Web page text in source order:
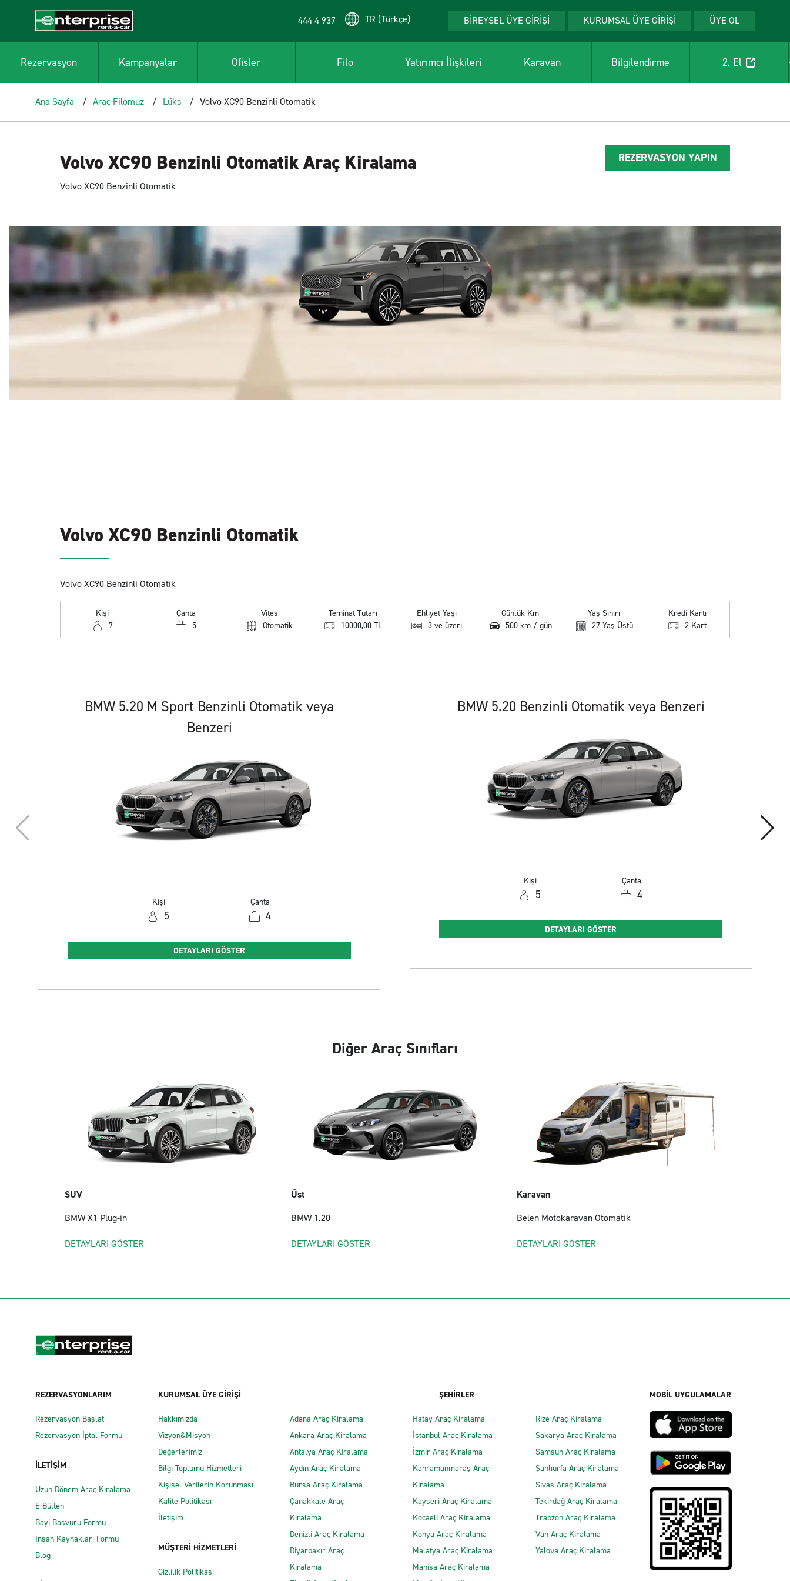
444 4 937 TR (Türkçe) BİREYSEL ÜYE GİRİŞİ KURUMSAL ÜYE GİRİŞİ ÜYE OL
Rezervasyon Kampanyalar Ofisler Filo Yatırımcı İlişkileri Karavan Bilgilendirme 2. El
Ana Sayfa Araç Filomuz Lüks Volvo XC90 Benzinli Otomatik
Volvo XC90 Benzinli Otomatik Araç Kiralama
Volvo XC90 Benzinli Otomatik
REZERVASYON YAPIN
Volvo XC90 Benzinli Otomatik
Volvo XC90 Benzinli Otomatik
Kişi
7
Çanta
5
Vites
Otomatik
Teminat Tutarı
10000,00 TL
Ehliyet Yaşı
3 ve üzeri
Günlük Km
500 km / gün
Yaş Sınırı
27 Yaş Üstü
Kredi Kartı
2 Kart
BMW 5.20 M Sport Benzinli Otomatik veya
Benzeri
Kişi
5
Çanta
4
DETAYLARI GÖSTER
BMW 5.20 Benzinli Otomatik veya Benzeri
Kişi
5
Çanta
4
DETAYLARI GÖSTER
Diğer Araç Sınıfları
SUV
BMW X1 Plug-in
DETAYLARI GÖSTER
Üst
BMW 1.20
DETAYLARI GÖSTER
Karavan
Belen Motokaravan Otomatik
DETAYLARI GÖSTER
REZERVASYONLARIM
Rezervasyon Başlat
Rezervasyon İptal Formu
İLETİŞİM
Uzun Dönem Araç Kiralama
E-Bülten
Bayi Başvuru Formu
İnsan Kaynakları Formu
Blog
KURUMSAL ÜYE GİRİŞİ
Hakkımızda
Vizyon&Misyon
Değerlerimiz
Bilgi Toplumu Hizmetleri
Kişisel Verilerin Korunması
Kalite Politikası
İletişim
MÜŞTERİ HİZMETLERİ
Gizlilik Politikası
ŞEHİRLER
Adana Araç Kiralama
Ankara Araç Kiralama
Antalya Araç Kiralama
Aydın Araç Kiralama
Bursa Araç Kiralama
Çanakkale Araç
Kiralama
Denizli Araç Kiralama
Diyarbakır Araç
Kiralama
Hatay Araç Kiralama
İstanbul Araç Kiralama
İzmir Araç Kiralama
Kahramanmaraş Araç
Kiralama
Kayseri Araç Kiralama
Kocaeli Araç Kiralama
Konya Araç Kiralama
Malatya Araç Kiralama
Manisa Araç Kiralama
Rize Araç Kiralama
Sakarya Araç Kiralama
Samsun Araç Kiralama
Şanlıurfa Araç Kiralama
Sivas Araç Kiralama
Tekirdağ Araç Kiralama
Trabzon Araç Kiralama
Van Araç Kiralama
Yalova Araç Kiralama
MOBİL UYGULAMALAR